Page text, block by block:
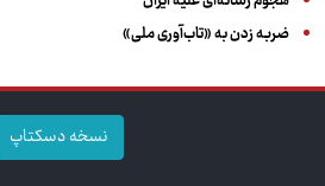
ضربه زدن به «تاب‌آوری ملی»
نسخه دسکتاپ